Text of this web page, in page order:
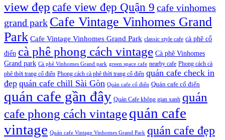
view đẹp cafe view đẹp Quận 9 cafe vinhomes
grand park Cafe Vintage Vinhomes Grand
Park Cafe Vintage Vinhomes Grand Park classic style cafe cà phê cổ
điển cà phê phong cách vintage Cà phê Vinhomes
Grand park Cà phê Vinhomes Grand park green space cafe nearby cafe Phong cách cà
phê thời trang cổ điển Phong cách cà phê thời trang cổ điển quán cafe check in
đẹp quán cafe chill Sài Gòn Quán cafe cổ điển Quán cafe cổ điển
quán cafe gần đây Quán Cafe không gian xanh quán
cafe phong cách vintagequán cafe
vintage Quán cafe Vintage Vinhomes Grand Park quán cafe đẹp